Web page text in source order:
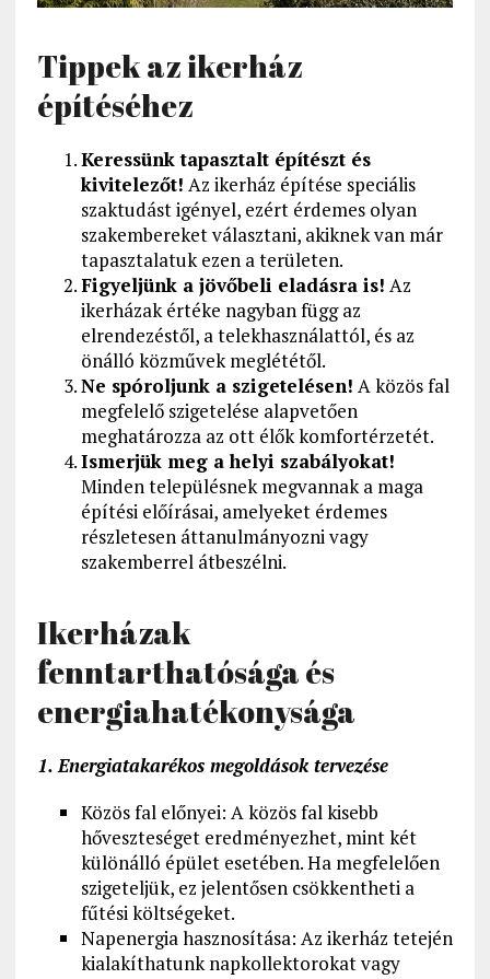
Tippek az ikerház
építéséhez
Keressünk tapasztalt építészt és
kivitelezőt! Az ikerház építése speciális
szaktudást igényel, ezért érdemes olyan
szakembereket választani, akiknek van már
tapasztalatuk ezen a területen.
Figyeljünk a jövőbeli eladásra is! Az
ikerházak értéke nagyban függ az
elrendezéstől, a telekhasználattól, és az
önálló közművek meglététől.
Ne spóroljunk a szigetelésen! A közös fal
megfelelő szigetelése alapvetően
meghatározza az ott élők komfortérzetét.
Ismerjük meg a helyi szabályokat!
Minden településnek megvannak a maga
építési előírásai, amelyeket érdemes
részletesen áttanulmányozni vagy
szakemberrel átbeszélni.
Ikerházak
fenntarthatósága és
energiahatékonysága
1. Energiatakarékos megoldások tervezése
Közös fal előnyei: A közös fal kisebb
hőveszteséget eredményezhet, mint két
különálló épület esetében. Ha megfelelően
szigeteljük, ez jelentősen csökkentheti a
fűtési költségeket.
Napenergia hasznosítása: Az ikerház tetején
kialakíthatunk napkollektorokat vagy